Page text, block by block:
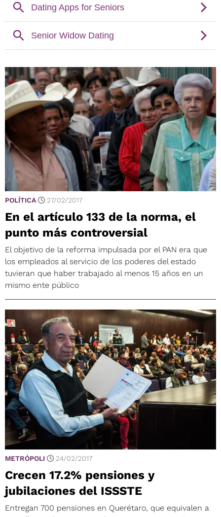
POLÍTICA 27/02/2017
En el artículo 133 de la norma, el
punto más controversial
El objetivo de la reforma impulsada por el PAN era que
los empleados al servicio de los poderes del estado
tuvieran que haber trabajado al menos 15 años en un
mismo ente público
METRÓPOLI 24/02/2017
Crecen 17.2% pensiones y
jubilaciones del ISSSTE
Entregan 700 pensiones en Querétaro, que equivalen a